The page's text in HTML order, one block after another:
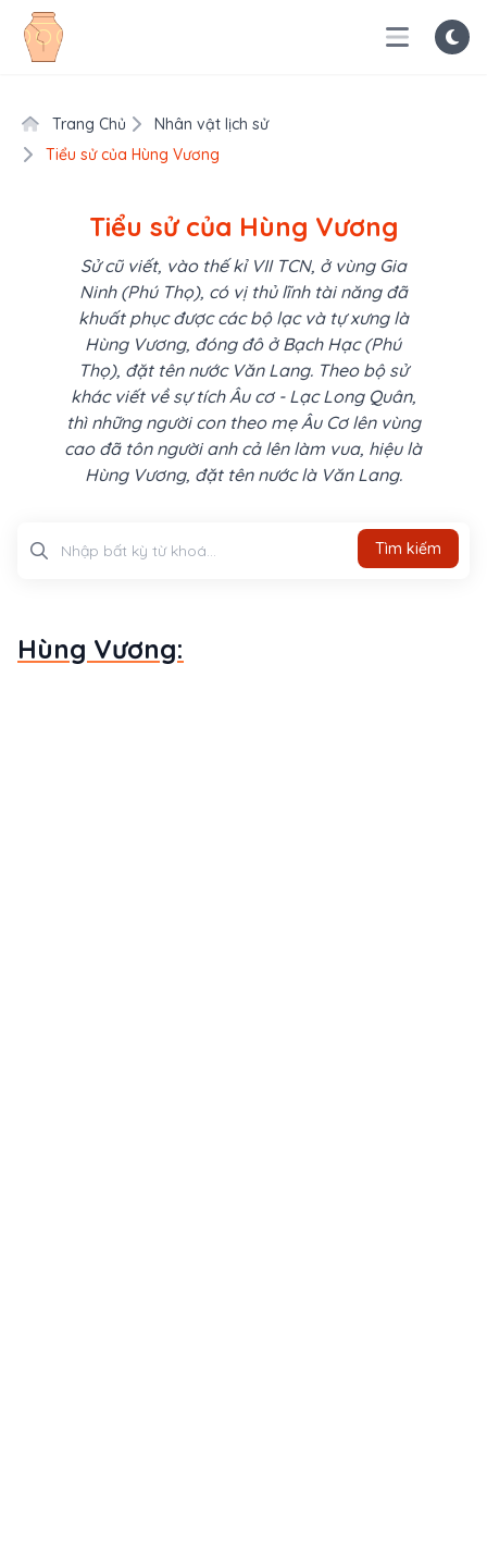
Trang Chủ
Nhân vật lịch sử
Tiểu sử của Hùng Vương
Tiểu sử của Hùng Vương
Sử cũ viết, vào thế kỉ VII TCN, ở vùng Gia
Ninh (Phú Thọ), có vị thủ lĩnh tài năng đã
khuất phục được các bộ lạc và tự xưng là
Hùng Vương, đóng đô ở Bạch Hạc (Phú
Thọ), đặt tên nước Văn Lang. Theo bộ sử
khác viết về sự tích Âu cơ - Lạc Long Quân,
thì những người con theo mẹ Âu Cơ lên vùng
cao đã tôn người anh cả lên làm vua, hiệu là
Hùng Vương, đặt tên nước là Văn Lang.
Tìm kiếm
Hùng Vương: